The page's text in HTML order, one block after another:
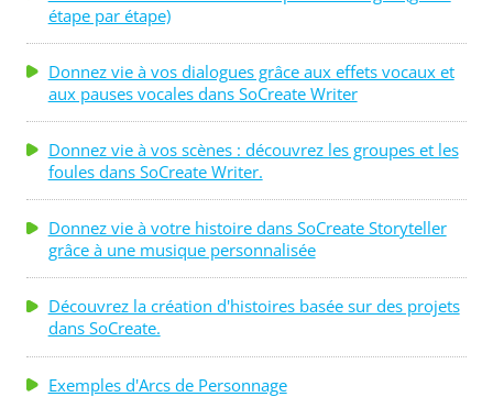
étape par étape)
Donnez vie à vos dialogues grâce aux effets vocaux et
aux pauses vocales dans SoCreate Writer
Donnez vie à vos scènes : découvrez les groupes et les
foules dans SoCreate Writer.
Donnez vie à votre histoire dans SoCreate Storyteller
grâce à une musique personnalisée
Découvrez la création d'histoires basée sur des projets
dans SoCreate.
Exemples d'Arcs de Personnage